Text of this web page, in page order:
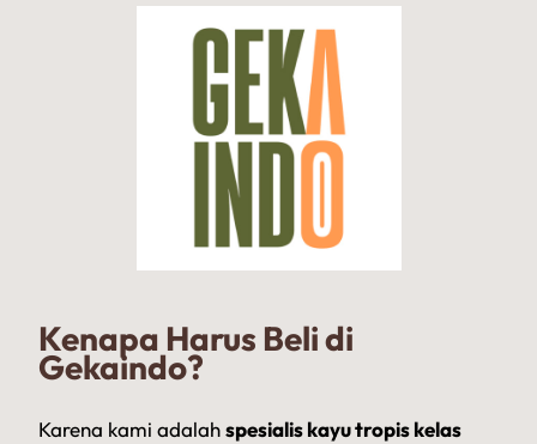
Kenapa Harus Beli di
Gekaindo?
Karena kami adalahspesialis kayu tropis kelas